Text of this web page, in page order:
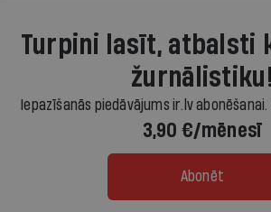
Turpini lasīt, atbalsti
žurnālistiku!
Iepazīšanās piedāvājums ir.lv
3,90 €/mēnesī
Abonēt